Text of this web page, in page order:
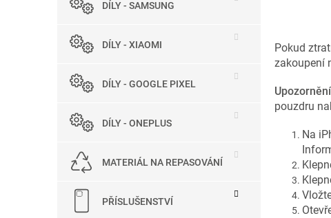
DÍLY - SAMSUNG
DÍLY - XIAOMI
DÍLY - GOOGLE PIXEL
DÍLY - ONEPLUS
MATERIÁL NA REPASOVÁNÍ
PŘÍSLUŠENSTVÍ
Pokud
zakoupení
pouzdru
Na